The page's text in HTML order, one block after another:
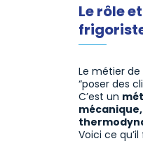
Le rôle
Le métier
“poser des
C’est un
Voici ce